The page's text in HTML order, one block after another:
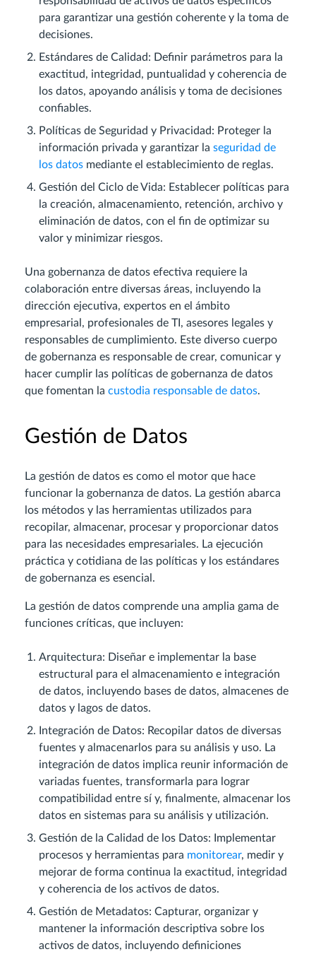
para garantizar una gestión coherente y la toma de
decisiones.
Estándares de Calidad: Definir parámetros para la
exactitud, integridad, puntualidad y coherencia de
los datos, apoyando análisis y toma de decisiones
confiables.
Políticas de Seguridad y Privacidad: Proteger la
información privada y garantizar la seguridad de
los datos mediante el establecimiento de reglas.
Gestión del Ciclo de Vida: Establecer políticas para
la creación, almacenamiento, retención, archivo y
eliminación de datos, con el fin de optimizar su
valor y minimizar riesgos.
Una gobernanza de datos efectiva requiere la
colaboración entre diversas áreas, incluyendo la
dirección ejecutiva, expertos en el ámbito
empresarial, profesionales de TI, asesores legales y
responsables de cumplimiento. Este diverso cuerpo
de gobernanza es responsable de crear, comunicar y
hacer cumplir las políticas de gobernanza de datos
que fomentan la custodia responsable de datos.
Gestión de Datos
La gestión de datos es como el motor que hace
funcionar la gobernanza de datos. La gestión abarca
los métodos y las herramientas utilizados para
recopilar, almacenar, procesar y proporcionar datos
para las necesidades empresariales. La ejecución
práctica y cotidiana de las políticas y los estándares
de gobernanza es esencial.
La gestión de datos comprende una amplia gama de
funciones críticas, que incluyen:
Arquitectura: Diseñar e implementar la base
estructural para el almacenamiento e integración
de datos, incluyendo bases de datos, almacenes de
datos y lagos de datos.
Integración de Datos: Recopilar datos de diversas
fuentes y almacenarlos para su análisis y uso. La
integración de datos implica reunir información de
variadas fuentes, transformarla para lograr
compatibilidad entre sí y, finalmente, almacenar los
datos en sistemas para su análisis y utilización.
Gestión de la Calidad de los Datos: Implementar
procesos y herramientas para monitorear, medir y
mejorar de forma continua la exactitud, integridad
y coherencia de los activos de datos.
Gestión de Metadatos: Capturar, organizar y
mantener la información descriptiva sobre los
activos de datos, incluyendo definiciones